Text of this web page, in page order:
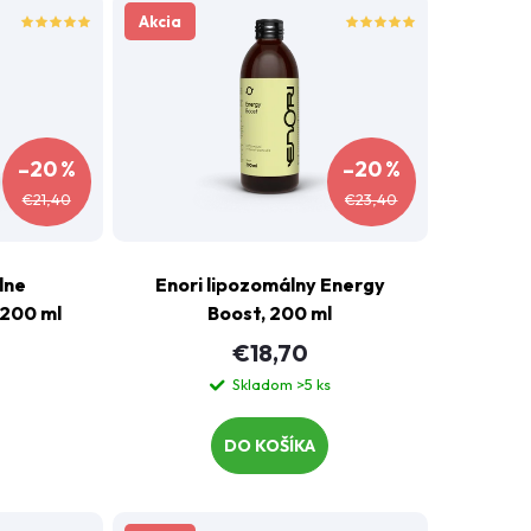
€21,40
–20 %
ml
Akcia
€23,40
–20 %
Enori lipozomálny Energy
Boost, 200 ml
€18,70
Skladom >5 ks
DO KOŠÍKA
- Chat